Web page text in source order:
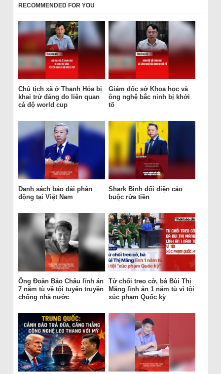
RECOMMENDED FOR YOU
Chủ tịch xã ở Thanh Hóa bị
khai trừ đảng do liên quan
cá độ world cup
Giám đốc sở Khoa học và
ông nghệ bắc ninh bị khởi
tố
Danh sách báo đài phản
động tại Việt Nam
Shark Bình đối diện cáo
buộc rửa tiền
Ông Đoàn Bảo Châu lĩnh án
7 năm tù về tội tuyên truyền
chống nhà nước
Từ chối treo cờ, bà Bùi Thị
Măng lĩnh án 1 năm tù vì tội
xúc phạm Quốc kỳ